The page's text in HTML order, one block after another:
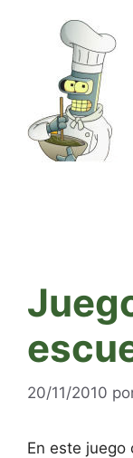
20/11/2010
En este juego